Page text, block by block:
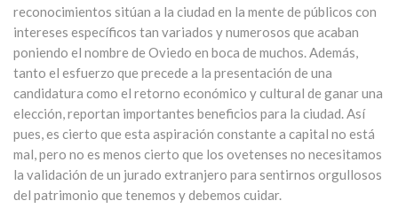
reconocimientos sitúan a la ciudad en la mente de públicos con
intereses específicos tan variados y numerosos que acaban
poniendo el nombre de Oviedo en boca de muchos. Además,
tanto el esfuerzo que precede a la presentación de una
candidatura como el retorno económico y cultural de ganar una
elección, reportan importantes beneficios para la ciudad. Así
pues, es cierto que esta aspiración constante a capital no está
mal, pero no es menos cierto que los ovetenses no necesitamos
la validación de un jurado extranjero para sentirnos orgullosos
del patrimonio que tenemos y debemos cuidar.